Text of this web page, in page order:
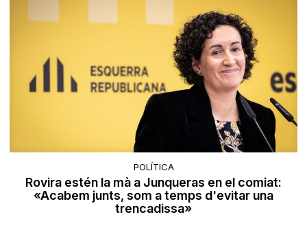
POLÍTICA
Rovira estén la mà a Junqueras en el comiat:
«Acabem junts, som a temps d'evitar una
trencadissa»